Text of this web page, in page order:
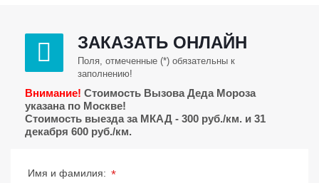
ЗАКАЗАТЬ ОНЛАЙН
Поля, отмеченные (*) обязательны к
заполнению!
Внимание! Стоимость Вызова Деда Мороза
указана по Москве!
Стоимость выезда за МКАД - 300 руб./км. и 31
декабря 600 руб./км.
Имя и фамилия: *